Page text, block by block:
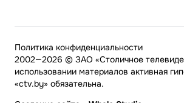
2002—2026 © ЗАО «Столичное
использовании материалов активная
«ctv.by» обязательна.
Политика конфиденциальности